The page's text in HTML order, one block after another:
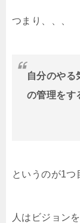
つまり、、、
自分のや
の管理をす
というのが1つ
人はビジョン